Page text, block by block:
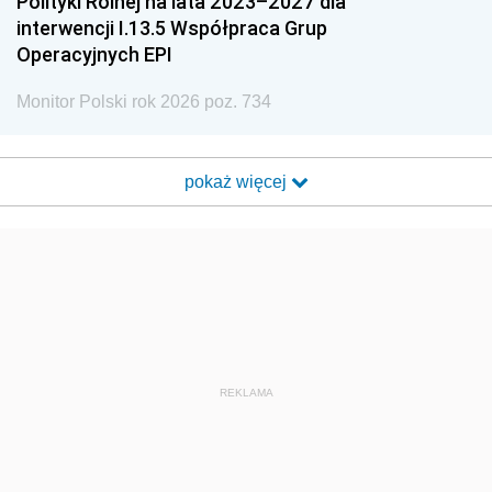
interwencji I.13.5 Współpraca Grup
Operacyjnych EPI
Monitor Polski rok 2026 poz. 734
pokaż więcej
REKLAMA